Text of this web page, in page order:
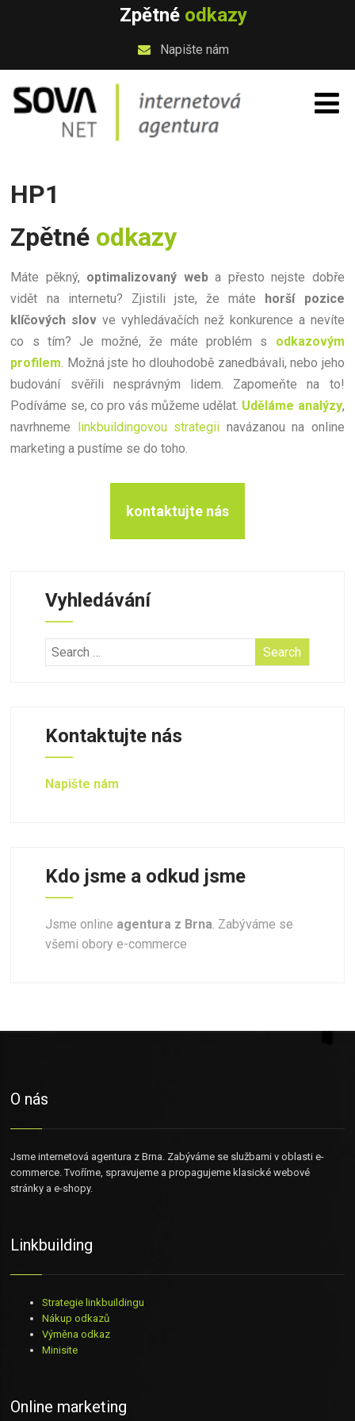
Zpětné odkazy
Napište nám
HP1
Zpětné odkazy
Máte pěkný, optimalizovaný weba přesto nejste dobře
vidět na internetu? Zjistili jste, že máte
horší pozice
klíčových slov ve vyhledávačích než konkurence a nevíte
co s tím? Je možné, že máte problém s odkazovým
profilem. Možná jste ho dlouhodobě zanedbávali, nebo jeho
budování svěřili nesprávným lidem. Zapomeňte na to!
Podíváme se, co pro vás můžeme udělat. Uděláme analýzy,
navrhneme
linkbuildingovou strategii navázanou na online
marketing a pustíme se do toho.
kontaktujte nás
Vyhledávání
Kontaktujte nás
Napište nám
Kdo jsme a odkud jsme
Jsme online agentura z Brna. Zabýváme se
všemi obory e-commerce
O nás
Jsme internetová agentura z Brna. Zabýváme se službami v oblasti e-
commerce. Tvoříme, spravujeme a propagujeme klasické webové
stránky a e-shopy.
Linkbuilding
Strategie linkbuildingu
Nákup odkazů
Výměna odkaz
Minisite
Online marketing